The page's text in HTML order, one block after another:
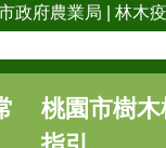
政府農業局 林木
桃園市樹